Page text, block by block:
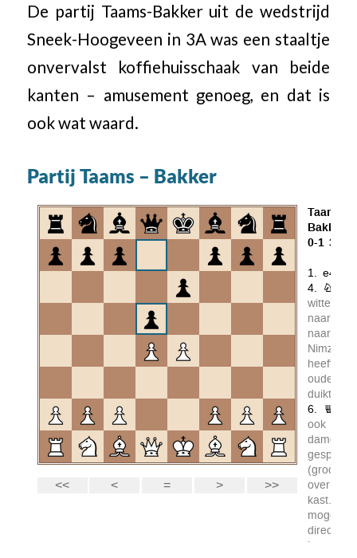
De partij Taams-Bakker uit de wedstrijd
Sneek-Hoogeveen in 3A was een staaltje
onvervalst koffiehuisschaak van beide
kanten – amusement genoeg, en dat is
ook wat waard.
Partij Taams – Bakker